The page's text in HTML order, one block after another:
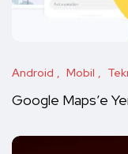
Android Mobil
Google Maps’e